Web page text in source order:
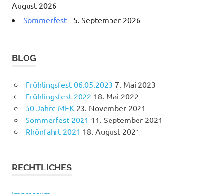
August 2026
Sommerfest - 5. September 2026
BLOG
Frühlingsfest 06.05.2023 7. Mai 2023
Frühlingsfest 2022 18. Mai 2022
50 Jahre MFK 23. November 2021
Sommerfest 2021 11. September 2021
Rhönfahrt 2021 18. August 2021
RECHTLICHES